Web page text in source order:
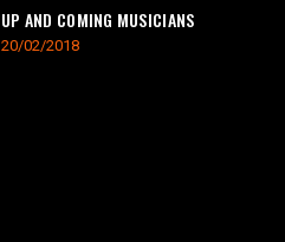
UP AND COMING MUSICIANS
20/02/2018